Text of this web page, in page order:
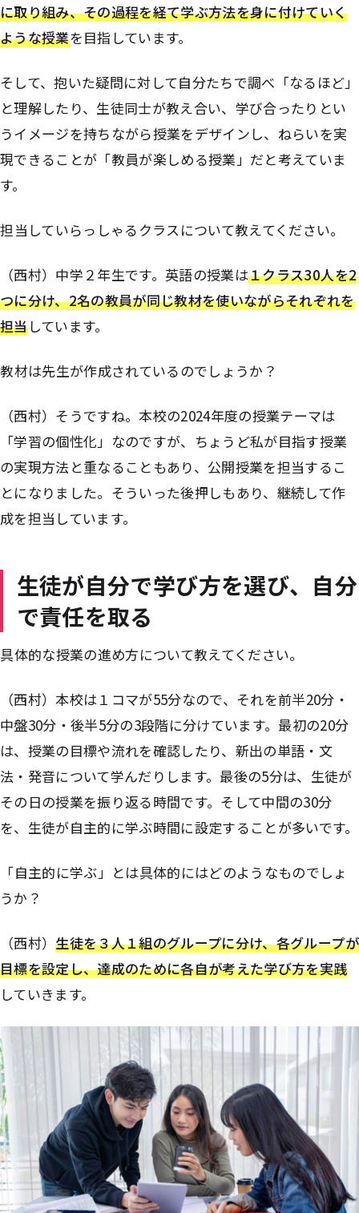
に取り組み、その過程を経て学ぶ方法を身に付けていく
ような授業を目指しています。
そして、抱いた疑問に対して自分たちで調べ「なるほど」
と理解したり、生徒同士が教え合い、学び合ったりとい
うイメージを持ちながら授業をデザインし、ねらいを実
現できることが「教員が楽しめる授業」だと考えていま
す。
――担当していらっしゃるクラスについて教えてください。
（西村）中学２年生です。英語の授業は１クラス30人を2
つに分け、2名の教員が同じ教材を使いながらそれぞれを
担当しています。
教材は先生が作成されているのでしょうか？
（西村）そうですね。本校の2024年度の授業テーマは
「学習の個性化」なのですが、ちょうど私が目指す授業
の実現方法と重なることもあり、公開授業を担当するこ
とになりました。そういった後押しもあり、継続して作
成を担当しています。
生徒が自分で学び方を選び、自分
で責任を取る
――具体的な授業の進め方について教えてください。
（西村）本校は１コマが55分なので、それを前半20分・
中盤30分・後半5分の3段階に分けています。最初の20分
は、授業の目標や流れを確認したり、新出の単語・文
法・発音について学んだりします。最後の5分は、生徒が
その日の授業を振り返る時間です。そして中間の30分
を、生徒が自主的に学ぶ時間に設定することが多いです。
――「自主的に学ぶ」とは具体的にはどのようなものでしょ
うか？
（西村）生徒を３人１組のグループに分け、各グループが
目標を設定し、達成のために各自が考えた学び方を実践
していきます。